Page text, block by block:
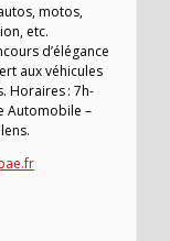
motos,
etc.
d’élégance
aux véhicules
Horaires : 7h-
Automobile –